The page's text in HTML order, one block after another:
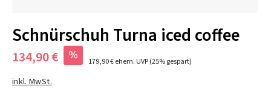
Schnürschuh Turna iced coffee
134,90 € % 179,90 €ehem. UVP(25% gespart)
inkl. MwSt.